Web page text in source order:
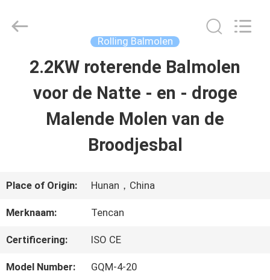
HUIS
PRODUCTEN
ONS
KWALITEITSCONTROLE
Tianchuang
Powder
Rolling Balmolen
2.2KW roterende Balmolen
voor de Natte - en - droge
Malende Molen van de
Broodjesbal
Place of Origin: Hunan，China
Merknaam: Tencan
Certificering: ISO CE
Model Number: GQM-4-20